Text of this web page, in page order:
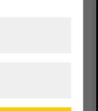
der Realität.